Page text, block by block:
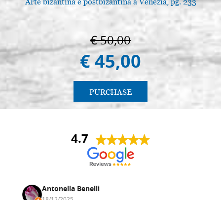
€ 50,00
€ 45,00
PURCHASE
4.7
Antonella Benelli